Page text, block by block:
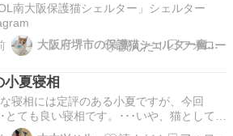
南大阪保護猫シェルター」シェルター
大阪府堺市の保護猫シェルター奮闘記
小夏寝相
寝相には定評のある小夏ですが、今回
とても良い寝相です。･･･いや、猫としては
しいのか？反対側から撮ってみましょう。